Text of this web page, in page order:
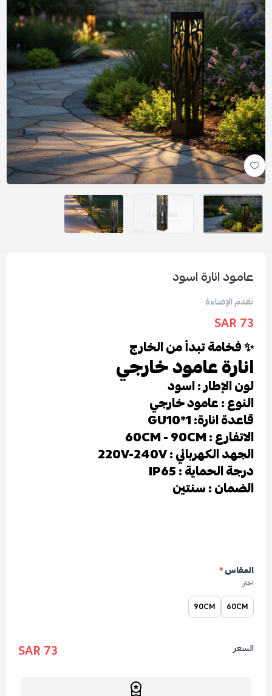
عامود انارة اسود
تقدم الإضاءة
73 SAR
✨ فخامة تبدأ من الخارج
انارة عامود خارجي
لون الإطار : اسود
النوع : عامود خارجي
قاعدة انارة: GU10*1
الاتفارع : 60CM - 90CM
الجهد الكهربائي : 220V-240V
درجة الحماية : IP65
الضمان : سنتين
المقاس*
اختر
60CM
90CM
السعر 73 SAR